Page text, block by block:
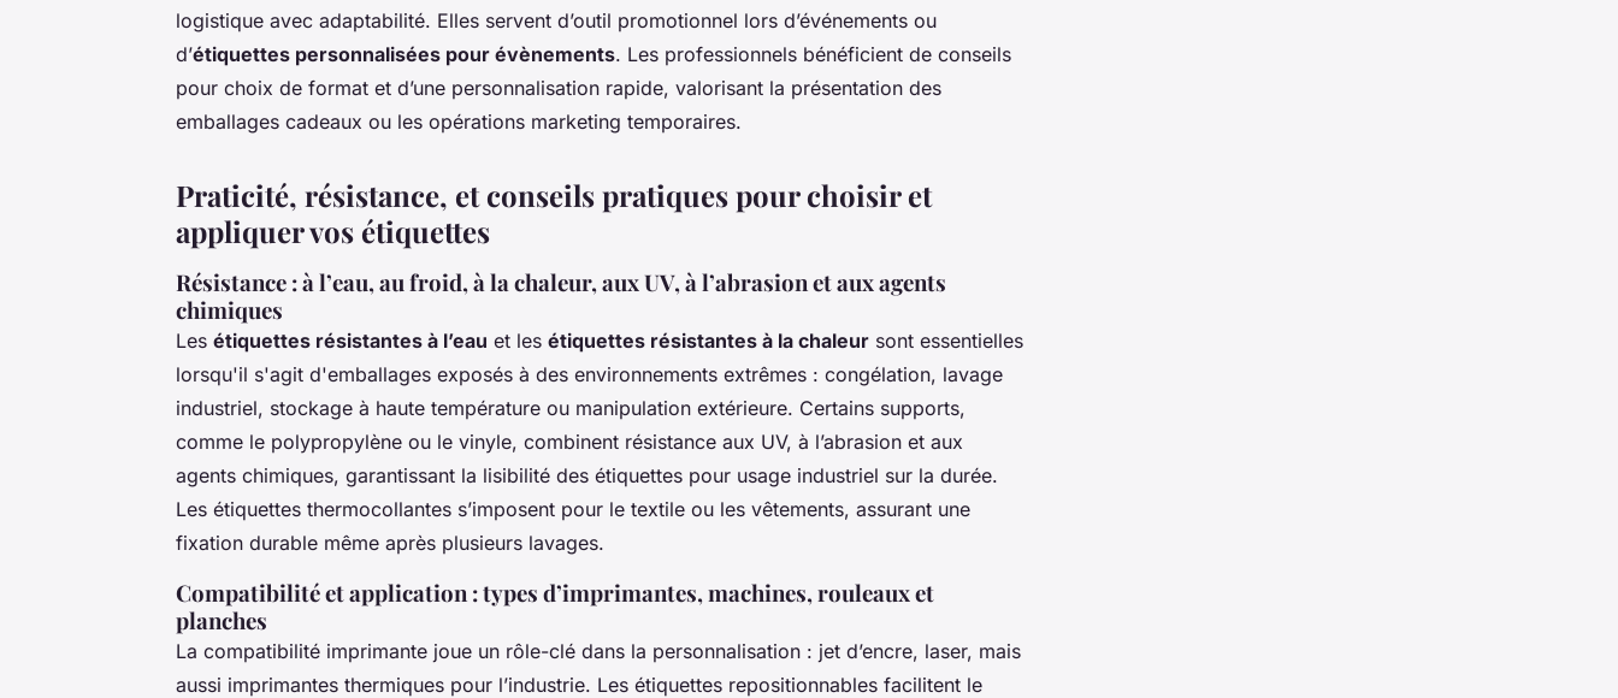
logistique avec adaptabilité. Elles servent d’outil promotionnel lors d’événements ou
d’étiquettes personnalisées pour évènements. Les professionnels bénéficient de conseils
pour choix de format et d’une personnalisation rapide, valorisant la présentation des
emballages cadeaux ou les opérations marketing temporaires.
Praticité, résistance, et conseils pratiques pour choisir et
appliquer vos étiquettes
Résistance : à l’eau, au froid, à la chaleur, aux UV, à l’abrasion et aux agents
chimiques
Les étiquettes résistantes à l’eau et les étiquettes résistantes à la chaleur sont essentielles
lorsqu'il s'agit d'emballages exposés à des environnements extrêmes : congélation, lavage
industriel, stockage à haute température ou manipulation extérieure. Certains supports,
comme le polypropylène ou le vinyle, combinent résistance aux UV, à l’abrasion et aux
agents chimiques, garantissant la lisibilité des étiquettes pour usage industriel sur la durée.
Les étiquettes thermocollantes s’imposent pour le textile ou les vêtements, assurant une
fixation durable même après plusieurs lavages.
Compatibilité et application : types d’imprimantes, machines, rouleaux et
planches
La compatibilité imprimante joue un rôle-clé dans la personnalisation : jet d’encre, laser, mais
aussi imprimantes thermiques pour l’industrie. Les étiquettes repositionnables facilitent le